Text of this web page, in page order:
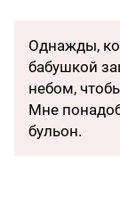
Однажды,
бабушкой
небом,
Мне
бульон.